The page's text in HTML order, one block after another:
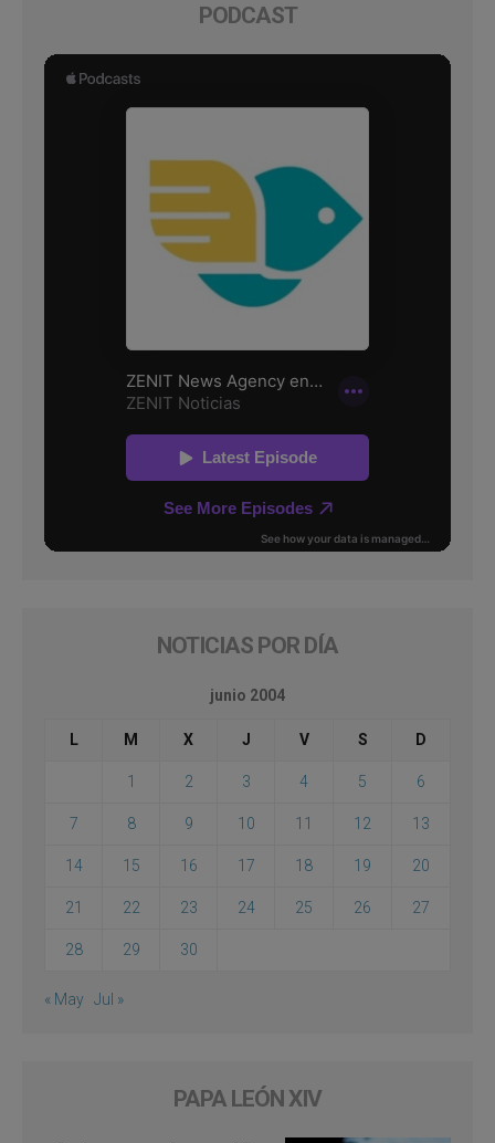
PODCAST
NOTICIAS POR DÍA
junio 2004
L M X J V S D
1 2 3 4 5 6
7 8 9 10 11 12 13
14 15 16 17 18 19 20
21 22 23 24 25 26 27
28 29 30
« May Jul »
PAPA LEÓN XIV